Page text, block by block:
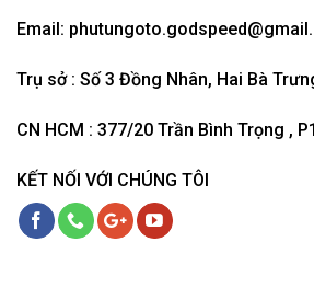
Email:
Trụ sở : Số 3 Đồng Nhân, Hai Bà
CN HCM : 377/20 Trần Bình Trọng ,
KẾT NỐI VỚI CHÚNG TÔI